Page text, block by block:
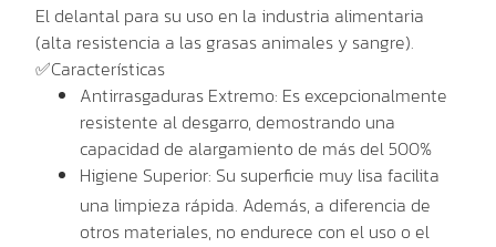
El delantal para su uso en la industria alimentaria
(alta resistencia a las grasas animales y sangre).
✅Características
Antirrasgaduras Extremo: Es excepcionalmente
resistente al desgarro, demostrando una
capacidad de alargamiento de más del 500%
Higiene Superior: Su superficie muy lisa facilita
una limpieza rápida. Además, a diferencia de
otros materiales, no endurece con el uso o el